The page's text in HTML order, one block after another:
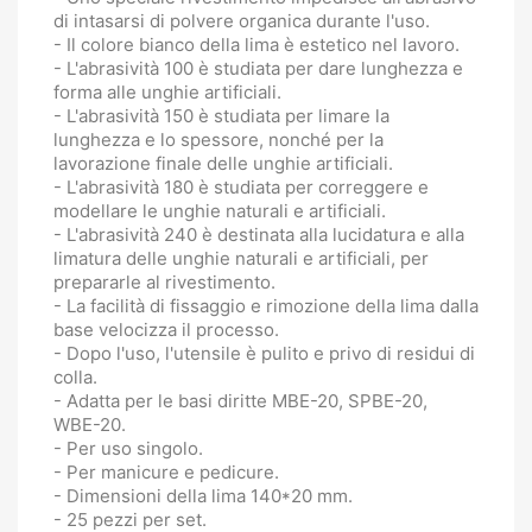
di intasarsi di polvere organica durante l'uso.
- Il colore bianco della lima è estetico nel lavoro.
- L'abrasività 100 è studiata per dare lunghezza e
forma alle unghie artificiali.
- L'abrasività 150 è studiata per limare la
lunghezza e lo spessore, nonché per la
lavorazione finale delle unghie artificiali.
- L'abrasività 180 è studiata per correggere e
modellare le unghie naturali e artificiali.
- L'abrasività 240 è destinata alla lucidatura e alla
limatura delle unghie naturali e artificiali, per
prepararle al rivestimento.
- La facilità di fissaggio e rimozione della lima dalla
base velocizza il processo.
- Dopo l'uso, l'utensile è pulito e privo di residui di
colla.
- Adatta per le basi diritte MBE-20, SPBE-20,
WBE-20.
- Per uso singolo.
- Per manicure e pedicure.
- Dimensioni della lima 140*20 mm.
- 25 pezzi per set.